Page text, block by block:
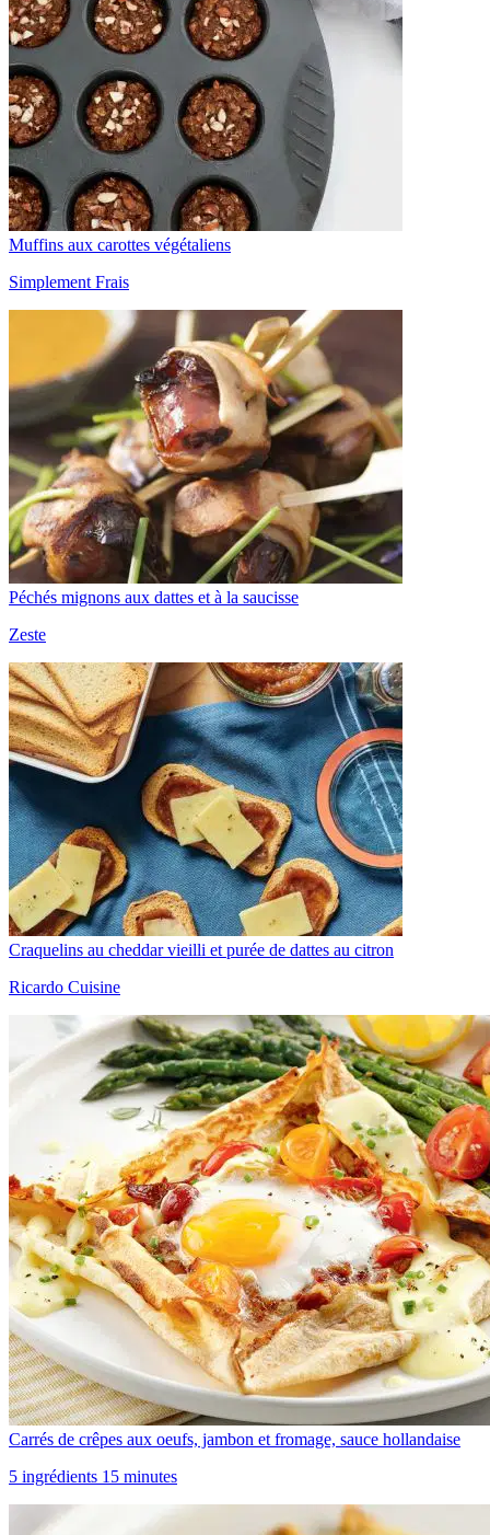
Muffins aux carottes végétaliens
Simplement Frais
Péchés mignons aux dattes et à la saucisse
Zeste
Craquelins au cheddar vieilli et purée de dattes au citron
Ricardo Cuisine
Carrés de crêpes aux oeufs, jambon et fromage, sauce hollandaise
5 ingrédients 15 minutes